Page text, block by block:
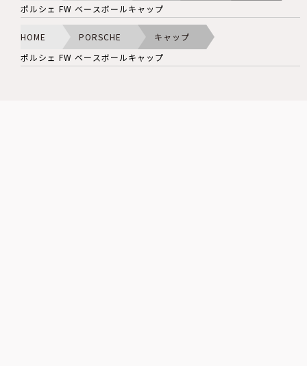
ポルシェ FW ベースボールキャップ
HOME PORSCHE
キャップ
ポルシェ FW ベースボールキャップ